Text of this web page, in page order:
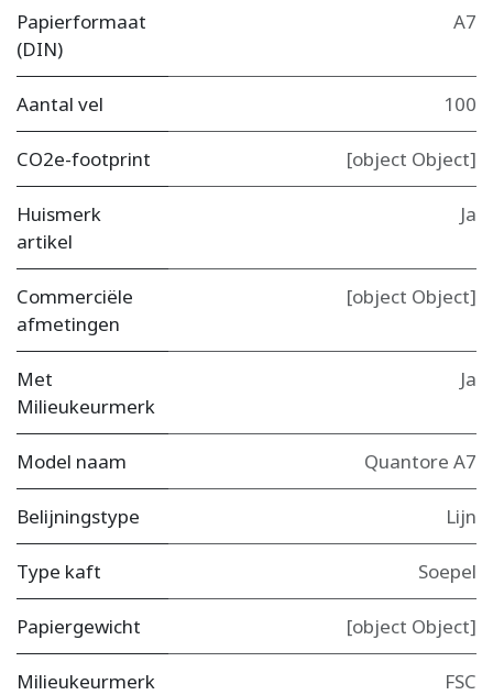
Papierformaat
(DIN)
A7
Aantal vel 100
CO2e-footprint [object Object]
Huismerk
artikel
Ja
Commerciële
afmetingen
[object Object]
Met
Milieukeurmerk
Ja
Model naam Quantore A7
Belijningstype Lijn
Type kaft Soepel
Papiergewicht [object Object]
Milieukeurmerk FSC